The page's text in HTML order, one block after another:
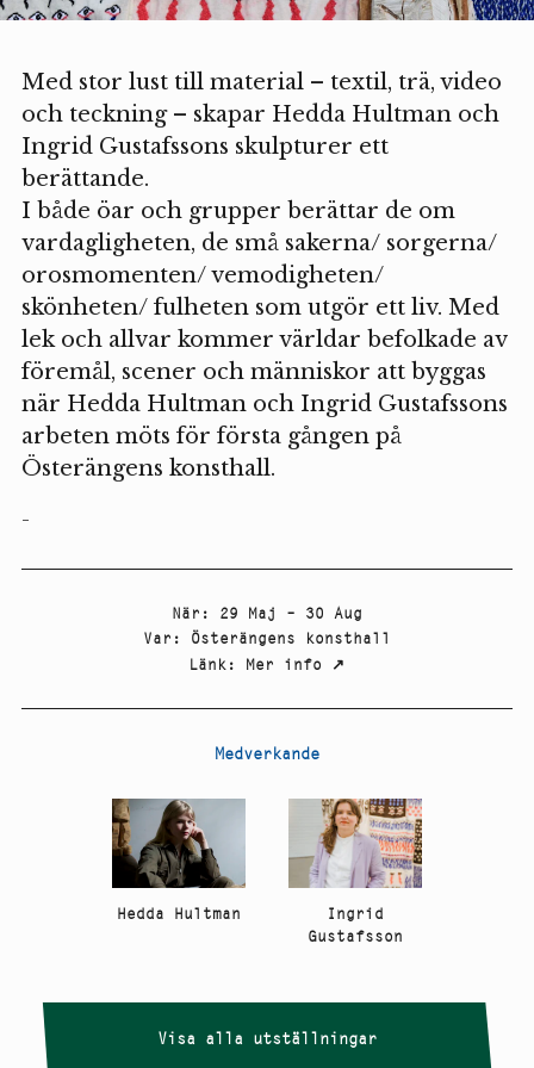
Med stor lust till material – textil, trä, video
och teckning – skapar Hedda Hultman och
Ingrid Gustafssons skulpturer ett
berättande.
I både öar och grupper berättar de om
vardagligheten, de små sakerna/ sorgerna/
orosmomenten/ vemodigheten/
skönheten/ fulheten som utgör ett liv. Med
lek och allvar kommer världar befolkade av
föremål, scener och människor att byggas
när Hedda Hultman och Ingrid Gustafssons
arbeten möts för första gången på
Österängens konsthall.
-
När : 29 Maj – 30 Aug
Var : Österängens konsthall
Länk: Mer info ↗
Medverkande
Hedda Hultman
Ingrid
Gustafsson
Visa alla utställningar